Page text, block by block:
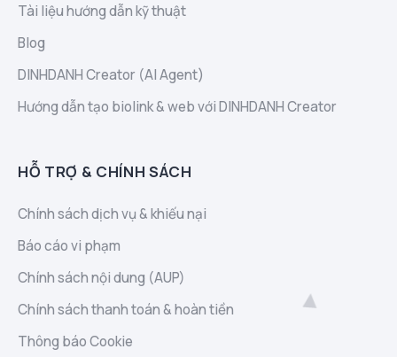
Tài liệu hướng dẫn kỹ thuật
Blog
DINHDANH Creator (AI Agent)
Hướng dẫn tạo biolink & web với DINHDANH Creator
HỖ TRỢ & CHÍNH SÁCH
Chính sách dịch vụ & khiếu nại
Báo cáo vi phạm
Chính sách nội dung (AUP)
Chính sách thanh toán & hoàn tiền
Thông báo Cookie